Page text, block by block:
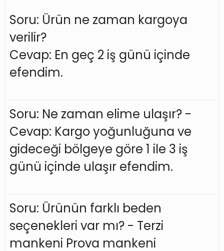
Soru: Ürün ne zaman kargoya
verilir?
Cevap: En geç 2 iş günü içinde
efendim.
Soru: Ne zaman elime ulaşır? -
Cevap: Kargo yoğunluğuna ve
gideceği bölgeye göre 1 ile 3 iş
günü içinde ulaşır efendim.
Soru: Ürünün farklı beden
seçenekleri var mı? - Terzi
mankeni Prova mankeni